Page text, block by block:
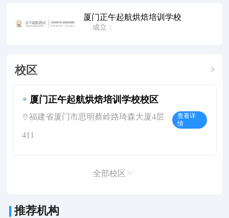
厦门正午起航烘焙培训学校
成立：
校区
厦门正午起航烘焙培训学校校区
福建省厦门市思明蔡岭路琦森大厦4层
411
查看详
情
全部校区
推荐机构